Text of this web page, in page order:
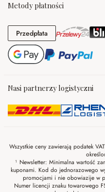
Metody płatności
PrzedpłataPrzedpłata
Nasi partnerzy logistyczni
Wszystkie ceny zawierają podatek VAT
¹ Newsletter: Minimalna wartość
kuponami. Kod do jednorazowego
promocjami i nie obowiazije w
Numer licencji znaku towarowego